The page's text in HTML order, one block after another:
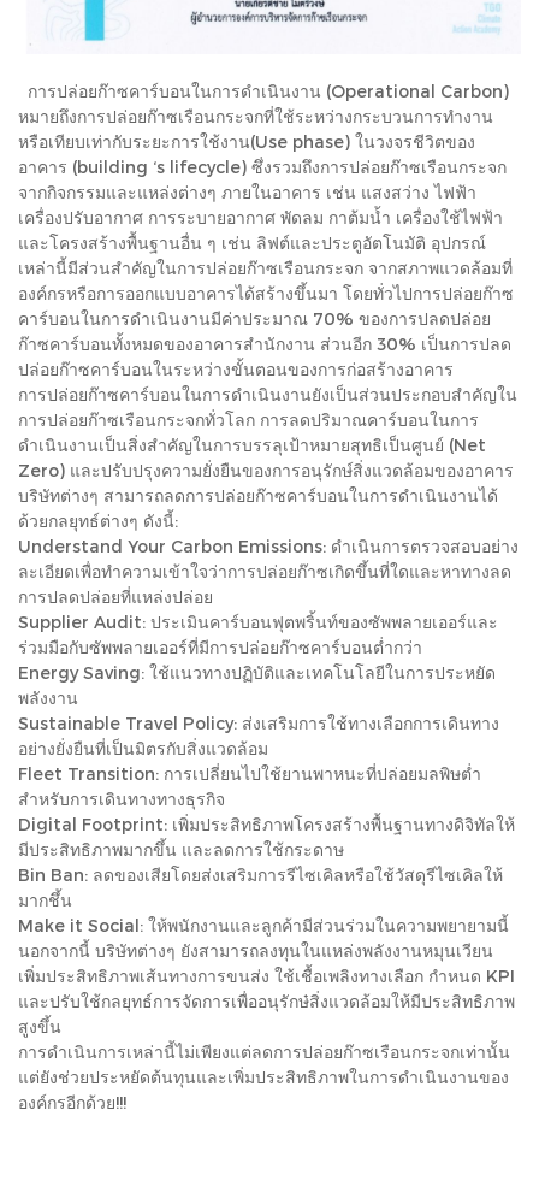
การปล่อยก๊าซคาร์บอนในการดำเนินงาน (Operational Carbon)
หมายถึงการปล่อยก๊าซเรือนกระจกที่ใช้ระหว่างกระบวนการทำงาน
หรือเทียบเท่ากับระยะการใช้งาน(Use phase) ในวงจรชีวิตของ
อาคาร (building ‘s lifecycle) ซึ่งรวมถึงการปล่อยก๊าซเรือนกระจก
จากกิจกรรมและแหล่งต่างๆ ภายในอาคาร เช่น แสงสว่าง ไฟฟ้า
เครื่องปรับอากาศ การระบายอากาศ พัดลม กาต้มน้ำ เครื่องใช้ไฟฟ้า
และโครงสร้างพื้นฐานอื่น ๆ เช่น ลิฟต์และประตูอัตโนมัติ อุปกรณ์
เหล่านี้มีส่วนสำคัญในการปล่อยก๊าซเรือนกระจก จากสภาพแวดล้อมที่
องค์กรหรือการออกแบบอาคารได้สร้างขึ้นมา โดยทั่วไปการปล่อยก๊าซ
คาร์บอนในการดำเนินงานมีค่าประมาณ 70% ของการปลดปล่อย
ก๊าซคาร์บอนทั้งหมดของอาคารสำนักงาน ส่วนอีก 30% เป็นการปลด
ปล่อยก๊าซคาร์บอนในระหว่างขั้นตอนของการก่อสร้างอาคาร
การปล่อยก๊าซคาร์บอนในการดำเนินงานยังเป็นส่วนประกอบสำคัญใน
การปล่อยก๊าซเรือนกระจกทั่วโลก การลดปริมาณคาร์บอนในการ
ดำเนินงานเป็นสิ่งสำคัญในการบรรลุเป้าหมายสุทธิเป็นศูนย์ (Net
Zero) และปรับปรุงความยั่งยืนของการอนุรักษ์สิ่งแวดล้อมของอาคาร
บริษัทต่างๆ สามารถลดการปล่อยก๊าซคาร์บอนในการดำเนินงานได้
ด้วยกลยุทธ์ต่างๆ ดังนี้:
Understand Your Carbon Emissions: ดำเนินการตรวจสอบอย่าง
ละเอียดเพื่อทำความเข้าใจว่าการปล่อยก๊าซเกิดขึ้นที่ใดและหาทางลด
การปลดปล่อยที่แหล่งปล่อย
Supplier Audit: ประเมินคาร์บอนฟุตพริ้นท์ของซัพพลายเออร์และ
ร่วมมือกับซัพพลายเออร์ที่มีการปล่อยก๊าซคาร์บอนต่ำกว่า
Energy Saving: ใช้แนวทางปฏิบัติและเทคโนโลยีในการประหยัด
พลังงาน
Sustainable Travel Policy: ส่งเสริมการใช้ทางเลือกการเดินทาง
อย่างยั่งยืนที่เป็นมิตรกับสิ่งแวดล้อม
Fleet Transition: การเปลี่ยนไปใช้ยานพาหนะที่ปล่อยมลพิษต่ำ
สำหรับการเดินทางทางธุรกิจ
Digital Footprint: เพิ่มประสิทธิภาพโครงสร้างพื้นฐานทางดิจิทัลให้
มีประสิทธิภาพมากขึ้น และลดการใช้กระดาษ
Bin Ban: ลดของเสียโดยส่งเสริมการรีไซเคิลหรือใช้วัสดุรีไซเคิลให้
มากชึ้น
Make it Social: ให้พนักงานและลูกค้ามีส่วนร่วมในความพยายามนี้
นอกจากนี้ บริษัทต่างๆ ยังสามารถลงทุนในแหล่งพลังงานหมุนเวียน
เพิ่มประสิทธิภาพเส้นทางการขนส่ง ใช้เชื้อเพลิงทางเลือก กำหนด KPI
และปรับใช้กลยุทธ์การจัดการเพื่ออนุรักษ๋สิ่งแวดล้อมให้มีประสิทธิภาพ
สูงขึ้น
การดำเนินการเหล่านี้ไม่เพียงแต่ลดการปล่อยก๊าซเรือนกระจกเท่านั้น
แต่ยังช่วยประหยัดต้นทุนและเพิ่มประสิทธิภาพในการดำเนินงานของ
องค์กรอีกด้วย!!!